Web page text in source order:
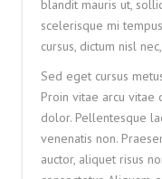
blandit mauris ut,
scelerisque mi
cursus, dictum nisl
Sed eget cursus
Proin vitae arcu
dolor. Pellentesque
venenatis non.
auctor, aliquet risus